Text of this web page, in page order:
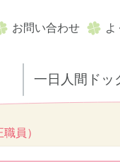
よ
お問い合わせ
一日人間ドッ
員）